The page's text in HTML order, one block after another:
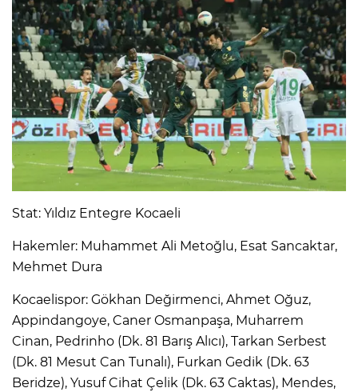
Stat: Yıldız Entegre Kocaeli
Hakemler: Muhammet Ali Metoğlu, Esat Sancaktar,
Mehmet Dura
Kocaelispor: Gökhan Değirmenci, Ahmet Oğuz,
Appindangoye, Caner Osmanpaşa, Muharrem
Cinan, Pedrinho (Dk. 81 Barış Alıcı), Tarkan Serbest
(Dk. 81 Mesut Can Tunalı), Furkan Gedik (Dk. 63
Beridze), Yusuf Cihat Çelik (Dk. 63 Caktas), Mendes,